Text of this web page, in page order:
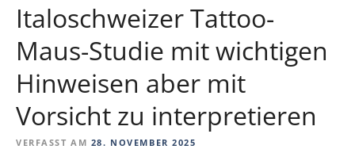
h
a
f
t
t
o
o
-
F
Italoschweizer Tattoo-
Maus-Studie mit wichtigen
Hinweisen aber mit
Vorsicht zu interpretieren
VERFASST AM 28. NOVEMBER 2025